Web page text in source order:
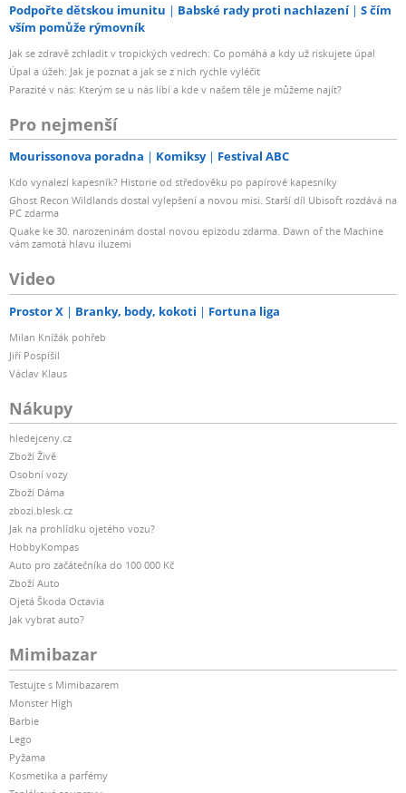
Podpořte dětskou imunitu Babské rady proti nachlazení
S čím
vším pomůže rýmovník
Jak se zdravě zchladit v tropických vedrech: Co pomáhá a kdy už riskujete úpal
Úpal a úžeh: Jak je poznat a jak se z nich rychle vyléčit
Parazité v nás: Kterým se u nás líbí a kde v našem těle je můžeme najít?
Pro nejmenší
Mourissonova poradna Komiksy Festival ABC
Kdo vynalezl kapesník? Historie od středověku po papírové kapesníky
Ghost Recon Wildlands dostal vylepšení a novou misi. Starší díl Ubisoft rozdává na
PC zdarma
Quake ke 30. narozeninám dostal novou epizodu zdarma. Dawn of the Machine
vám zamotá hlavu iluzemi
Video
Prostor X Branky, body, kokoti Fortuna liga
Milan Knížák pohřeb
Jiří Pospíšil
Václav Klaus
Nákupy
hledejceny.cz
Zboží Živě
Osobní vozy
Zboží Dáma
zbozi.blesk.cz
Jak na prohlídku ojetého vozu?
HobbyKompas
Auto pro začátečníka do 100 000 Kč
Zboží Auto
Ojetá Škoda Octavia
Jak vybrat auto?
Mimibazar
Testujte s Mimibazarem
Monster High
Barbie
Lego
Pyžama
Kosmetika a parfémy